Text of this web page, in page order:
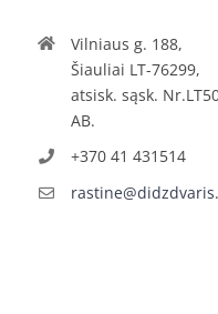
Vilniaus g. 188,
Šiauliai LT-76299,
atsisk. sąsk.
AB.
+370 41 431514